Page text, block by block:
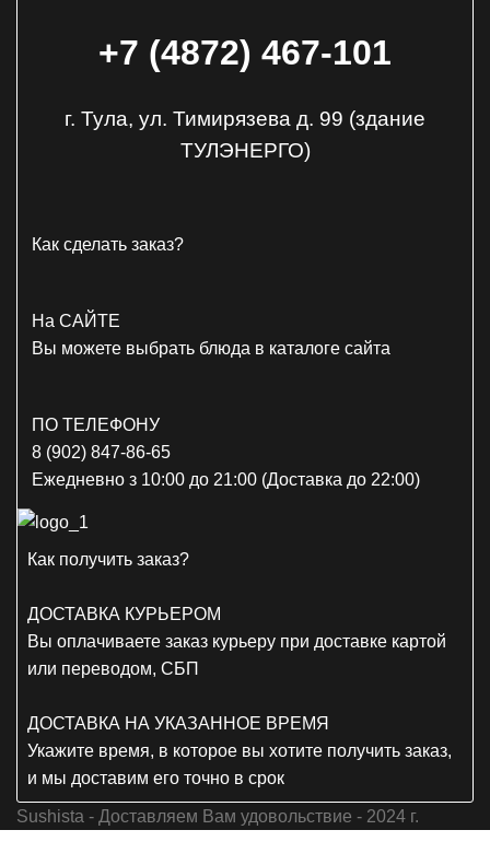
+7 (4872) 467-101
г. Тула, ул. Тимирязева д. 99 (здание
ТУЛЭНЕРГО)
Как сделать заказ?
На САЙТЕ
Вы можете выбрать блюда в каталоге сайта
ПО ТЕЛЕФОНУ
8 (902) 847-86-65
Ежедневно з 10:00 до 21:00 (Доставка до 22:00)
Как получить заказ?
ДОСТАВКА КУРЬЕРОМ
Вы оплачиваете заказ курьеру при доставке картой
или переводом, СБП
ДОСТАВКА НА УКАЗАННОЕ ВРЕМЯ
Укажите время, в которое вы хотите получить заказ,
и мы доставим его точно в срок
Sushista - Доставляем Вам удовольствие - 2024 г.